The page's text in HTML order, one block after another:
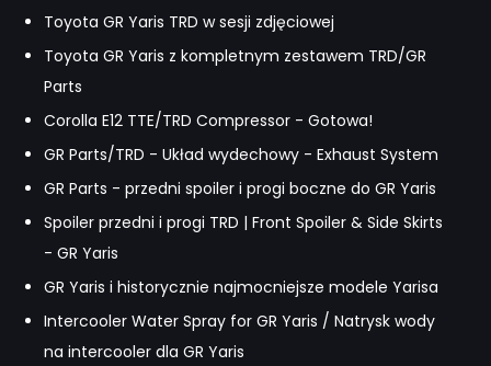
Toyota GR Yaris TRD w sesji zdjęciowej
Toyota GR Yaris z kompletnym zestawem TRD/GR
Parts
Corolla E12 TTE/TRD Compressor - Gotowa!
GR Parts/TRD - Układ wydechowy - Exhaust System
GR Parts - przedni spoiler i progi boczne do GR Yaris
Spoiler przedni i progi TRD | Front Spoiler & Side Skirts
- GR Yaris
GR Yaris i historycznie najmocniejsze modele Yarisa
Intercooler Water Spray for GR Yaris / Natrysk wody
na intercooler dla GR Yaris